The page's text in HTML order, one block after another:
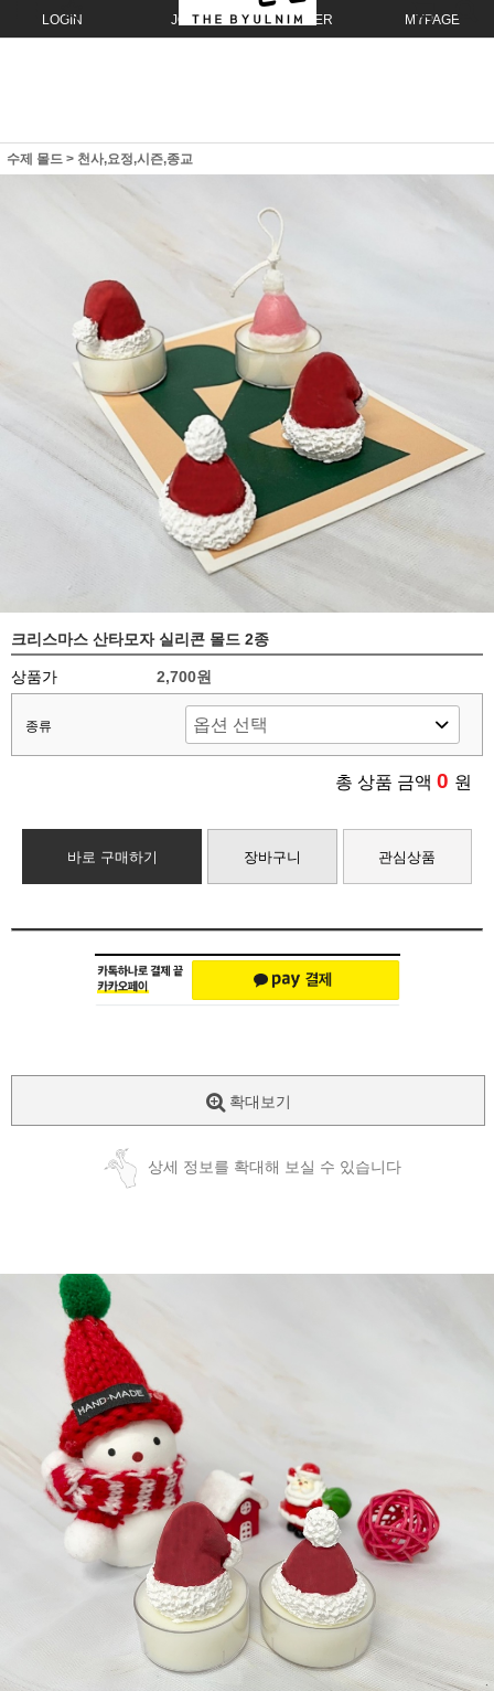
LOGIN JOIN ORDER MYPAGE
수제 몰드 > 천사,요정,시즌,종교
크리스마스 산타모자 실리콘 몰드 2종
상품가 2,700원
종류
총 상품 금액 0 원
바로 구매하기 장바구니 관심상품
확대보기
상세 정보를 확대해 보실 수 있습니다